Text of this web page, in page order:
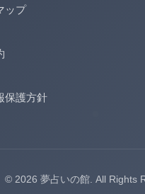
ップ
保護方針
© 2026 夢占いの館. All Rights